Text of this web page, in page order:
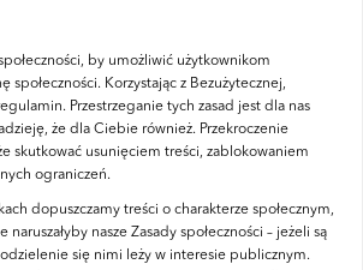
by umożliwić użytkownikom
społeczności. Korzystając z Bezużytecznej,
. Przestrzeganie tych zasad jest dla nas
że dla Ciebie również. Przekroczenie
skutkować usunięciem treści, zablokowaniem
ograniczeń.
dopuszczamy treści o charakterze społecznym,
nasze Zasady społeczności – jeżeli są
się nimi leży w interesie publicznym.